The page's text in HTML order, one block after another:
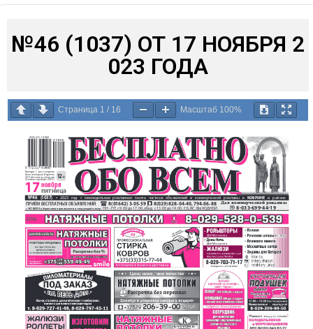
№46 (1037) ОТ 17 НОЯБРЯ 2
023 ГОДА
Страница 1 / 16 Масштаб 100%